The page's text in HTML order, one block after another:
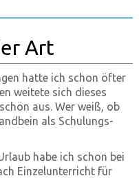
Art
hatte ich schon öfter
weitete sich dieses
aus. Wer weiß, ob
als Schulungs-
habe ich schon bei
Einzel­unter­richt für